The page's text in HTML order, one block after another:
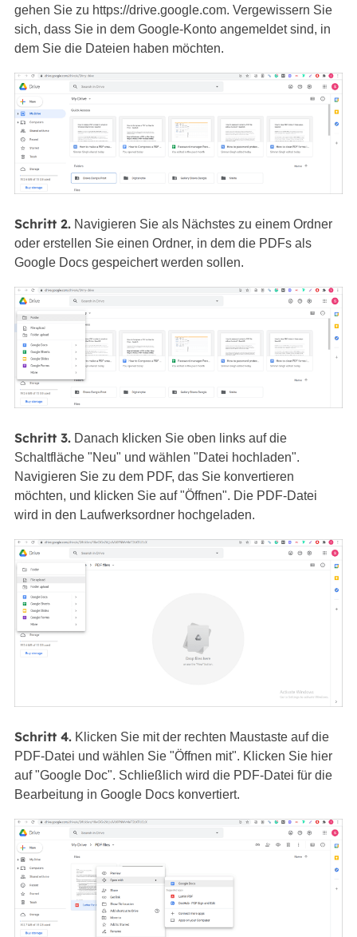
gehen Sie zu https://drive.google.com. Vergewissern Sie
sich, dass Sie in dem Google-Konto angemeldet sind, in
dem Sie die Dateien haben möchten.
Schritt 2.Navigieren Sie als Nächstes zu einem Ordner
oder erstellen Sie einen Ordner, in dem die PDFs als
Google Docs gespeichert werden sollen.
Schritt 3.Danach klicken Sie oben links auf die
Schaltfläche "Neu" und wählen "Datei hochladen".
Navigieren Sie zu dem PDF, das Sie konvertieren
möchten, und klicken Sie auf "Öffnen". Die PDF-Datei
wird in den Laufwerksordner hochgeladen.
Schritt 4.Klicken Sie mit der rechten Maustaste auf die
PDF-Datei und wählen Sie "Öffnen mit". Klicken Sie hier
auf "Google Doc". Schließlich wird die PDF-Datei für die
Bearbeitung in Google Docs konvertiert.